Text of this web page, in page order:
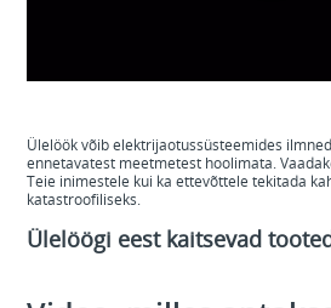
Ülelöök võib elektrijaotussüsteemides
ennetavatest meetmetest hoolimata.
Teie inimestele kui ka ettevõttele tekitada
katastroofiliseks.
Ülelöögi eest kaitsevad